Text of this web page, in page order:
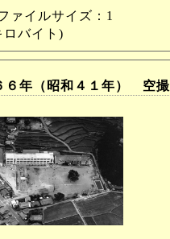
イルサイズ：1
ロバイト)
６年（昭和４１年） 空撮